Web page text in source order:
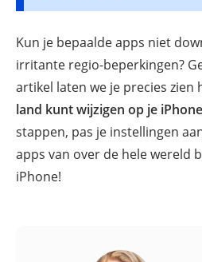
Kun je bepaalde apps niet
irritante regio-beperkingen?
artikel laten we je precies zien
land kunt wijzigen op je iPhone
stappen, pas je instellingen
apps van over de hele wereld
iPhone!